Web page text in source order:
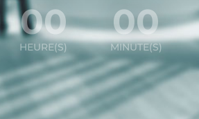
00
HEURE(S)
00
MINUTE(S)